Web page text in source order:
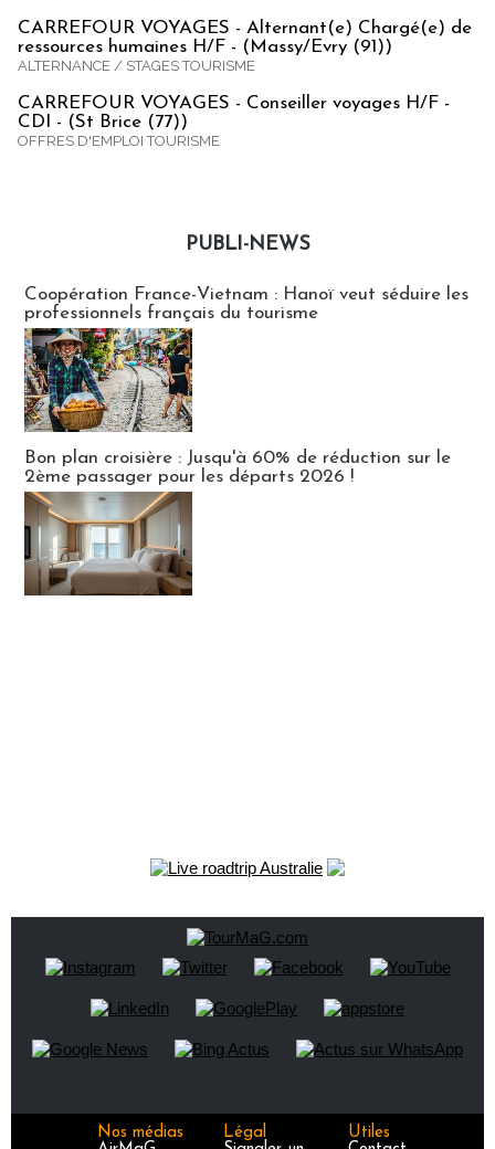
CARREFOUR VOYAGES - Alternant(e) Chargé(e) de
ressources humaines H/F - (Massy/Evry (91))
ALTERNANCE / STAGES TOURISME
CARREFOUR VOYAGES - Conseiller voyages H/F -
CDI - (St Brice (77))
OFFRES D'EMPLOI TOURISME
PUBLI-NEWS
Coopération France-Vietnam : Hanoï veut séduire les
professionnels français du tourisme
Bon plan croisière : Jusqu'à 60% de réduction sur le
2ème passager pour les départs 2026 !
Nos médias
Légal
Utiles